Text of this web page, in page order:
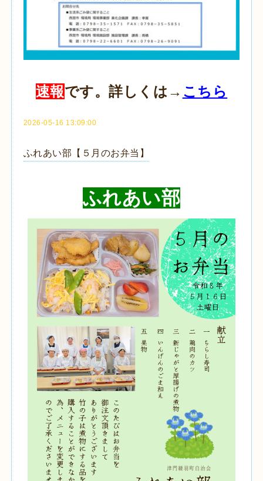
速報です。詳しくは→ こちら
2026-05-16 13:09:00
ふれあい部【５月のお弁当】
ふれあい部